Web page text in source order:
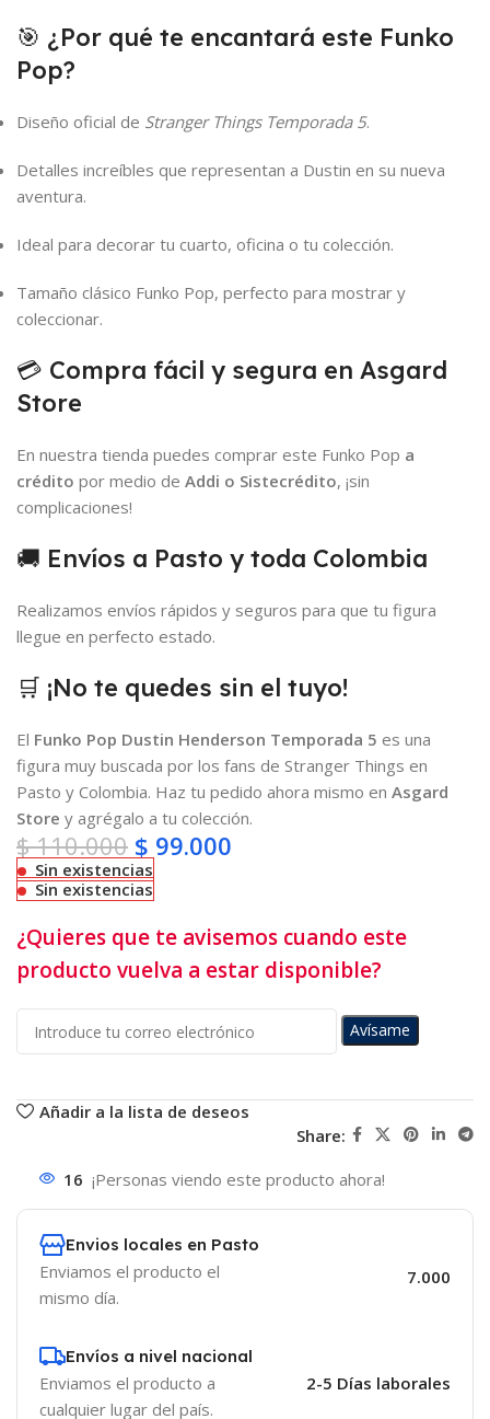
🎯 ¿Por qué te encantará este Funko
Pop?
Diseño oficial de Stranger Things Temporada 5.
Detalles increíbles que representan a Dustin en su nueva
aventura.
Ideal para decorar tu cuarto, oficina o tu colección.
Tamaño clásico Funko Pop, perfecto para mostrar y
coleccionar.
💳 Compra fácil y segura en Asgard
Store
En nuestra tienda puedes comprar este Funko Pop a
crédito por medio de Addi o Sistecrédito, ¡sin
complicaciones!
🚚 Envíos a Pasto y toda Colombia
Realizamos envíos rápidos y seguros para que tu figura
llegue en perfecto estado.
🛒 ¡No te quedes sin el tuyo!
El Funko Pop Dustin Henderson Temporada 5 es una
figura muy buscada por los fans de Stranger Things en
Pasto y Colombia. Haz tu pedido ahora mismo en Asgard
Store y agrégalo a tu colección.
$110.000 $ 99.000
Sin existencias
Sin existencias
¿Quieres que te avisemos cuando este
producto vuelva a estar disponible?
Avísame
Añadir a la lista de deseos
Share:
16 ¡Personas viendo este producto ahora!
Envios locales en Pasto
Enviamos el producto el
mismo día.
7.000
Envíos a nivel nacional
Enviamos el producto a
cualquier lugar del país.
2-5 Días laborales